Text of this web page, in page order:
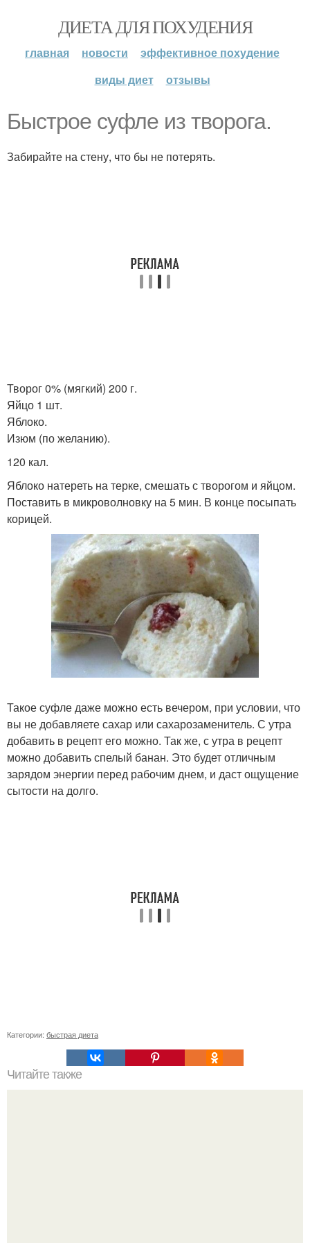
ДИЕТА ДЛЯ ПОХУДЕНИЯ
главная новости
эффективное похудение
виды диет
отзывы
Быстрое суфле из творога.
Забирайте на стену, что бы не потерять.
Творог 0% (мягкий) 200 г.
Яйцо 1 шт.
Яблоко.
Изюм (по желанию).
120 кал.
Яблоко натереть на терке, смешать с творогом и яйцом.
Поставить в микроволновку на 5 мин. В конце посыпать
корицей.
Такое суфле даже можно есть вечером, при условии, что
вы не добавляете сахар или сахарозаменитель. С утра
добавить в рецепт его можно. Так же, с утра в рецепт
можно добавить спелый банан. Это будет отличным
зарядом энергии перед рабочим днем, и даст ощущение
сытости на долго.
Категории: быстрая диета
Читайте также